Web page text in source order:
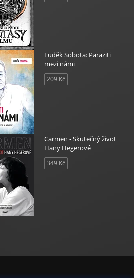
Luděk Sobota: Paraziti
mezi námi
209 Kč
Carmen - Skutečný život
Hany Hegerové
349 Kč